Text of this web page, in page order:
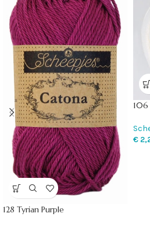
128 Tyrian Purple
106
€